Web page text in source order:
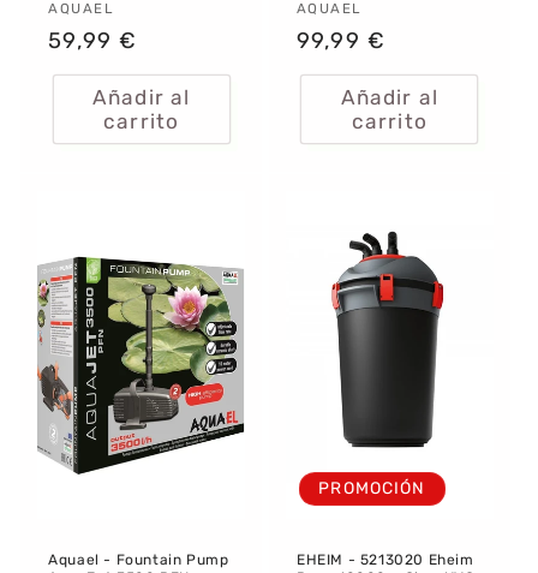
Proveedor:
AQUAEL
Precio
habitual
59,99 €
Añadir al
carrito
Proveedor:
AQUAEL
Precio
habitual
99,99 €
Añadir al
carrito
Aquael - Fountain Pump
PROMOCIÓN
EHEIM - 5213020 Eheim